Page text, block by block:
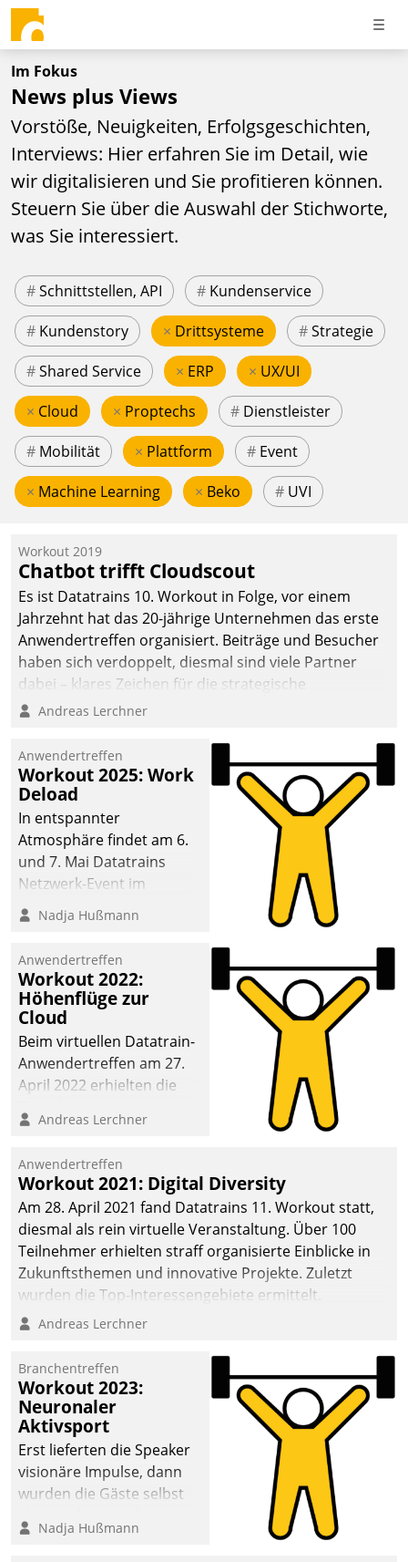
Im Fokus
News plus Views
Vorstöße, Neuigkeiten, Erfolgsgeschichten,
Interviews: Hier erfahren Sie im Detail, wie
wir digitalisieren und Sie profitieren können.
Steuern Sie über die Auswahl der Stichworte,
was Sie interessiert.
#Schnittstellen, API # Kundenservice
# Kundenstory × Drittsysteme #Strategie
#Shared Service × ERP × UX/UI
× Cloud × Proptechs # Dienstleister
# Mobilität × Plattform # Event
× Machine Learning × Beko # UVI
Workout 2019
Chatbot trifft Cloudscout
Es ist Datatrains 10. Workout in Folge, vor einem
Jahrzehnt hat das 20-jährige Unternehmen das erste
Anwendertreffen organisiert. Beiträge und Besucher
haben sich verdoppelt, diesmal sind viele Partner
dabei – klares Zeichen für die strategische
Fokussierung auf den Kunden.
Andreas Lerchner
Anwendertreffen
Workout 2025: Work
Deload
In entspannter
Atmosphäre findet am 6.
und 7. Mai Datatrains
Netzwerk-Event im
Kunden- und Partnerkreis
statt. Zentrale Frage: Wie
Mammutprojekte
meistern und Workloads
wuppen – bei zunehmend
anspruchsvollen
Aufgaben und
abnehmendem
Nadja Hußmann
Anwendertreffen
Workout 2022:
Höhenflüge zur
Cloud
Beim virtuellen Datatrain-
Anwendertreffen am 27.
April 2022 erhielten die
Teilnehmer kurzweilige
Cloud-Strategien und -
Lösungen mit hohem
Zukunftspotenzial.
Andreas Lerchner
Anwendertreffen
Workout 2021: Digital Diversity
Am 28. April 2021 fand Datatrains 11. Workout statt,
diesmal als rein virtuelle Veranstaltung. Über 100
Teilnehmer erhielten straff organisierte Einblicke in
Zukunftsthemen und innovative Projekte. Zuletzt
wurden die Top-Interessengebiete ermittelt.
Andreas Lerchner
Branchentreffen
Workout 2023:
Neuronaler
Aktivsport
Erst lieferten die Speaker
visionäre Impulse, dann
wurden die Gäste selbst
methodisch
Nadja Hußmann